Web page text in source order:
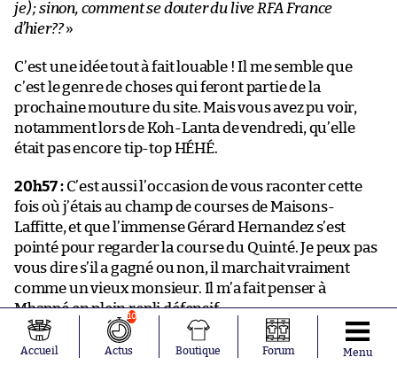
je) ; sinon, comment se douter du live RFA France
d’hier??»
C’est une idée tout à fait louable ! Il me semble que
c’est le genre de choses qui feront partie de la
prochaine mouture du site. Mais vous avez pu voir,
notamment lors de Koh-Lanta de vendredi, qu’elle
était pas encore tip-top HÉHÉ.
20h57 :C’est aussi l’occasion de vous raconter cette
fois où j’étais au champ de courses de Maisons-
Laffitte, et que l’immense Gérard Hernandez s’est
pointé pour regarder la course du Quinté. Je peux pas
vous dire s’il a gagné ou non, il marchait vraiment
comme un vieux monsieur. Il m’a fait penser à
Mbappé en plein repli défensif.
20h55 :
Bon, là tout de suite c’est Scènes de Ménages,
Accueil
10
Actus Boutique Forum Menu